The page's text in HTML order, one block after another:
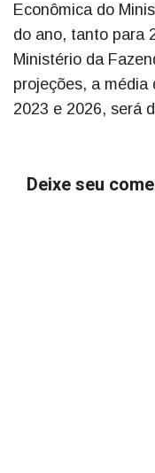
Econômica do
do ano, tanto para
Ministério da
projeções, a
2023 e 2026, será
Deixe seu